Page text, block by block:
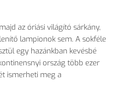
az óriási világító sárkány,
lampionok sem. A sokféle
egy hazánkban kevésbé
ország több ezer
ismerheti meg a